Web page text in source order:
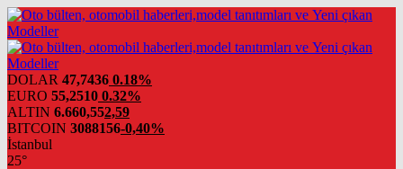
DOLAR 47,7436 0.18%
EURO 55,2510 0.32%
ALTIN 6.660,552,59
BITCOIN 3088156-0,40%
İstanbul
25°